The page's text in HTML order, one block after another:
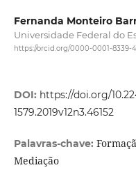
Fernanda Monteiro
Universidade Federal do
https://orcid.org/0000-0001-8339-
DOI: https://doi.org/
1579.2019v12n3.46152
Palavras-chave:
Mediação